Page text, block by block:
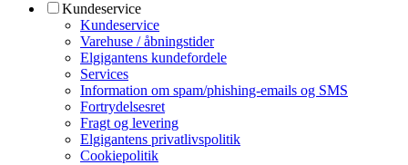
Kundeservice
Kundeservice
Varehuse / åbningstider
Elgigantens kundefordele
Services
Information om spam/phishing-emails og SMS
Fortrydelsesret
Fragt og levering
Elgigantens privatlivspolitik
Cookiepolitik